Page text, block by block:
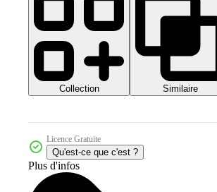
Collection Similaire
Licence Gratuite
Qu'est-ce que c'est ?
Plus d'infos